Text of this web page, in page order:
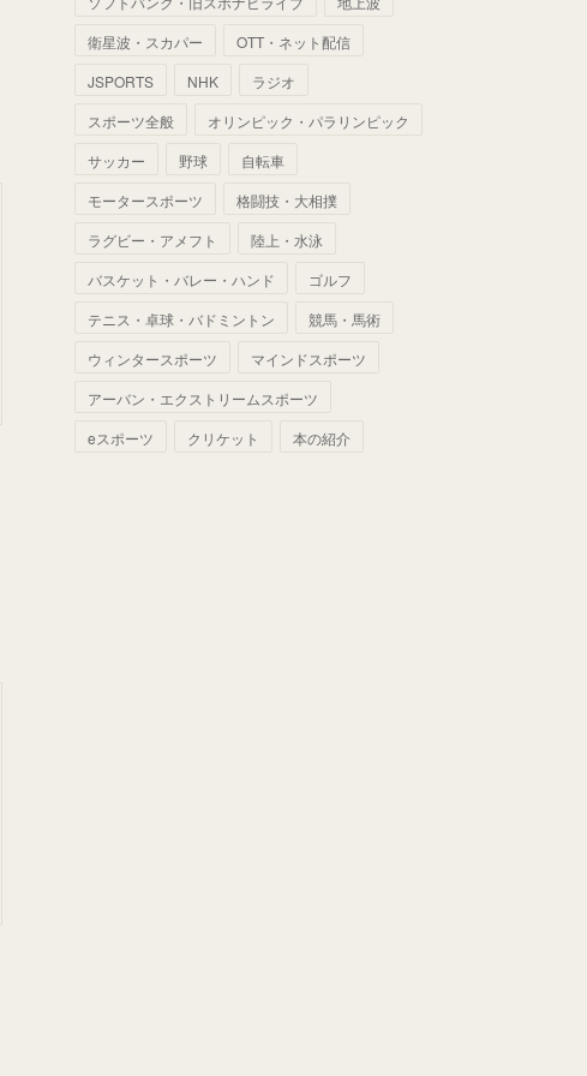
(70)
(41)
29)
( 28)
29)
(33)
( 13)
45)
( 49)
(41)
( 37)
37)
( 59)
(44)
(36
( 22)
29)
( 32)
(50)
(14
衛星波・スカパー
OTT・ネット配信
JSPORTS
NHK
ラジオ
スポーツ全般
オリンピック・パラリンピック
サッカー
野球
自転車
モータースポーツ
格闘技・大相撲
ラグビー・アメフト
陸上・水泳
バスケット・バレー・ハンド
ゴルフ
テニス・卓球・バドミントン
競馬・馬術
ウィンタースポーツ
マインドスポーツ
アーバン・エクストリームスポーツ
eスポーツ
クリケット 本の紹介